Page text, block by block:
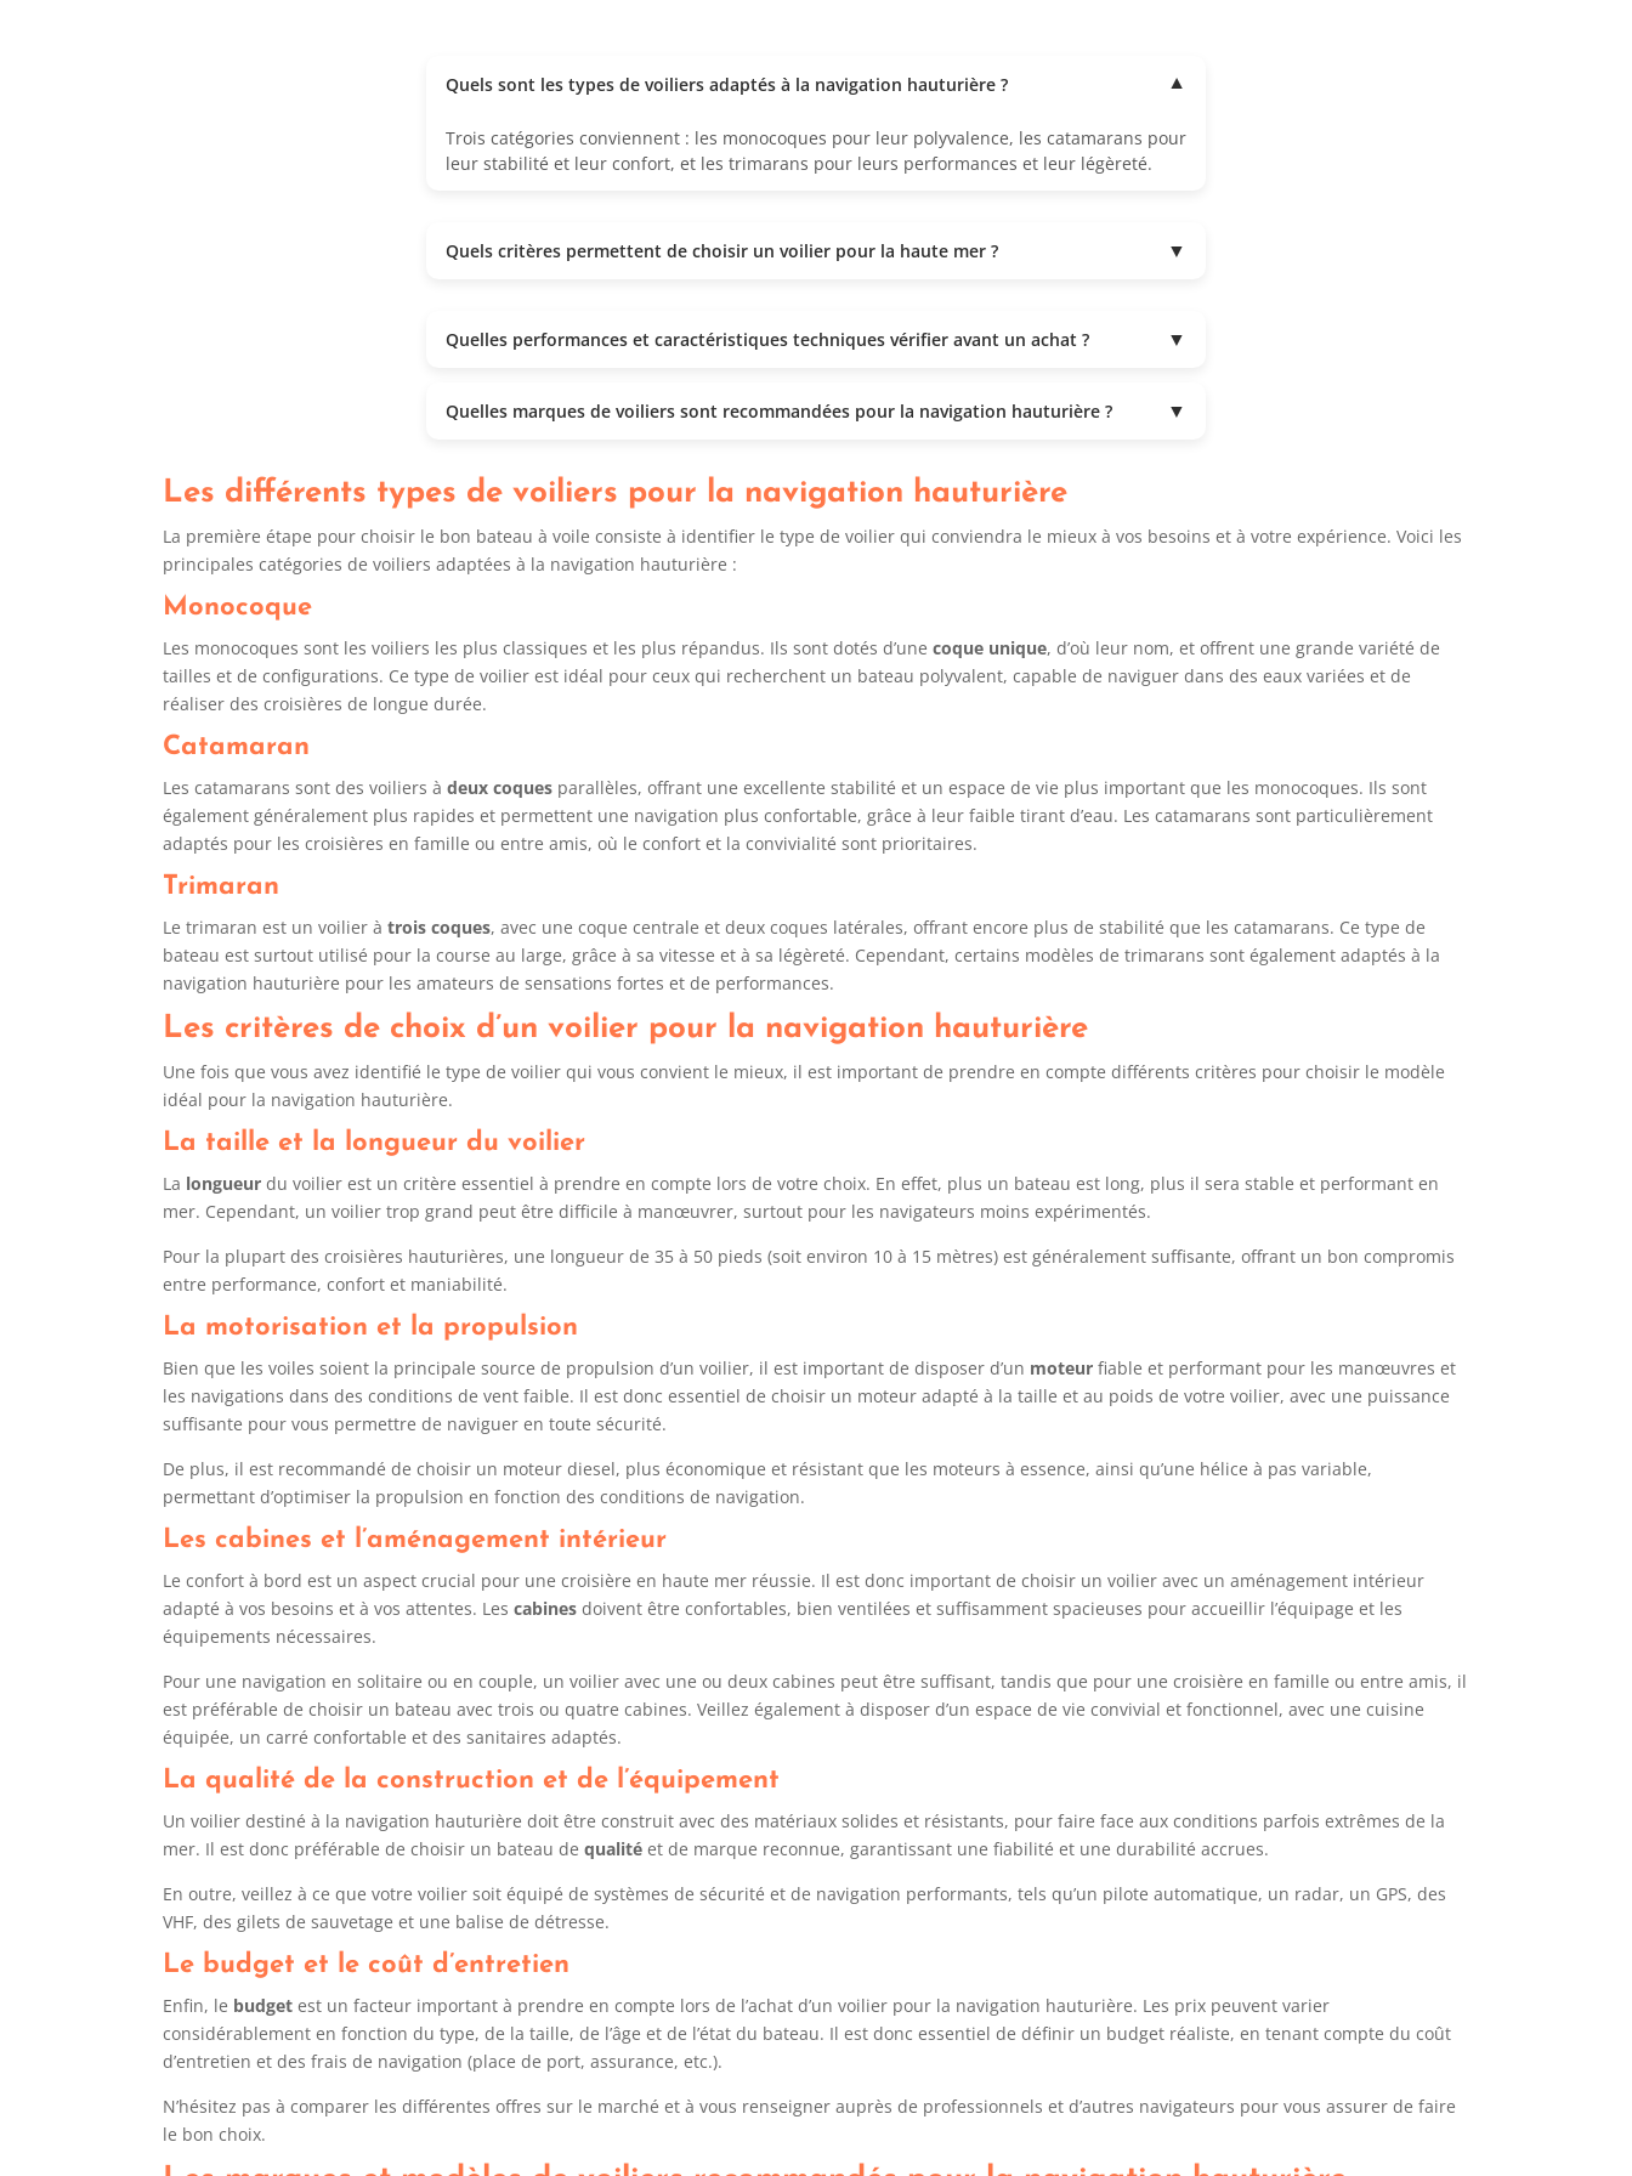
Quels sont les types de voiliers adaptés à la navigation hauturière ? ▼
Trois catégories conviennent : les monocoques pour leur polyvalence, les catamarans pour
leur stabilité et leur confort, et les trimarans pour leurs performances et leur légèreté.
Quels critères permettent de choisir un voilier pour la haute mer ? ▼
Quelles performances et caractéristiques techniques vérifier avant un achat ? ▼
Quelles marques de voiliers sont recommandées pour la navigation hauturière ? ▼
Les différents types de voiliers pour la navigation hauturière
La première étape pour choisir le bon bateau à voile consiste à identifier le type de voilier qui conviendra le mieux à vos besoins et à votre expérience. Voici les
principales catégories de voiliers adaptées à la navigation hauturière :
Monocoque
Les monocoques sont les voiliers les plus classiques et les plus répandus. Ils sont dotés d’unecoque unique, d’où leur nom, et offrent une grande variété de
tailles et de configurations. Ce type de voilier est idéal pour ceux qui recherchent un bateau polyvalent, capable de naviguer dans des eaux variées et de
réaliser des croisières de longue durée.
Catamaran
Les catamarans sont des voiliers àdeux coques parallèles, offrant une excellente stabilité et un espace de vie plus important que les monocoques. Ils sont
également généralement plus rapides et permettent une navigation plus confortable, grâce à leur faible tirant d’eau. Les catamarans sont particulièrement
adaptés pour les croisières en famille ou entre amis, où le confort et la convivialité sont prioritaires.
Trimaran
Le trimaran est un voilier àtrois coques, avec une coque centrale et deux coques latérales, offrant encore plus de stabilité que les catamarans. Ce type de
bateau est surtout utilisé pour la course au large, grâce à sa vitesse et à sa légèreté. Cependant, certains modèles de trimarans sont également adaptés à la
navigation hauturière pour les amateurs de sensations fortes et de performances.
Les critères de choix d’un voilier pour la navigation hauturière
Une fois que vous avez identifié le type de voilier qui vous convient le mieux, il est important de prendre en compte différents critères pour choisir le modèle
idéal pour la navigation hauturière.
La taille et la longueur du voilier
La longueur du voilier est un critère essentiel à prendre en compte lors de votre choix. En effet, plus un bateau est long, plus il sera stable et performant en
mer. Cependant, un voilier trop grand peut être difficile à manœuvrer, surtout pour les navigateurs moins expérimentés.
Pour la plupart des croisières hauturières, une longueur de 35 à 50 pieds (soit environ 10 à 15 mètres) est généralement suffisante, offrant un bon compromis
entre performance, confort et maniabilité.
La motorisation et la propulsion
Bien que les voiles soient la principale source de propulsion d’un voilier, il est important de disposer d’un moteur fiable et performant pour les manœuvres et
les navigations dans des conditions de vent faible. Il est donc essentiel de choisir un moteur adapté à la taille et au poids de votre voilier, avec une puissance
suffisante pour vous permettre de naviguer en toute sécurité.
De plus, il est recommandé de choisir un moteur diesel, plus économique et résistant que les moteurs à essence, ainsi qu’une hélice à pas variable,
permettant d’optimiser la propulsion en fonction des conditions de navigation.
Les cabines et l’aménagement intérieur
Le confort à bord est un aspect crucial pour une croisière en haute mer réussie. Il est donc important de choisir un voilier avec un aménagement intérieur
adapté à vos besoins et à vos attentes. Lescabines doivent être confortables, bien ventilées et suffisamment spacieuses pour accueillir l’équipage et les
équipements nécessaires.
Pour une navigation en solitaire ou en couple, un voilier avec une ou deux cabines peut être suffisant, tandis que pour une croisière en famille ou entre amis, il
est préférable de choisir un bateau avec trois ou quatre cabines. Veillez également à disposer d’un espace de vie convivial et fonctionnel, avec une cuisine
équipée, un carré confortable et des sanitaires adaptés.
La qualité de la construction et de l’équipement
Un voilier destiné à la navigation hauturière doit être construit avec des matériaux solides et résistants, pour faire face aux conditions parfois extrêmes de la
mer. Il est donc préférable de choisir un bateau dequalité et de marque reconnue, garantissant une fiabilité et une durabilité accrues.
En outre, veillez à ce que votre voilier soit équipé de systèmes de sécurité et de navigation performants, tels qu’un pilote automatique, un radar, un GPS, des
VHF, des gilets de sauvetage et une balise de détresse.
Le budget et le coût d’entretien
Enfin, le budget est un facteur important à prendre en compte lors de l’achat d’un voilier pour la navigation hauturière. Les prix peuvent varier
considérablement en fonction du type, de la taille, de l’âge et de l’état du bateau. Il est donc essentiel de définir un budget réaliste, en tenant compte du coût
d’entretien et des frais de navigation (place de port, assurance, etc.).
N’hésitez pas à comparer les différentes offres sur le marché et à vous renseigner auprès de professionnels et d’autres navigateurs pour vous assurer de faire
le bon choix.